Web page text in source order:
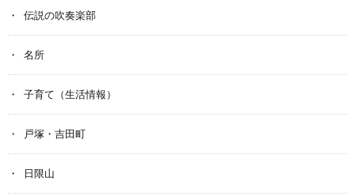
伝説の吹奏楽部
名所
子育て（生活情報）
戸塚・吉田町
日限山